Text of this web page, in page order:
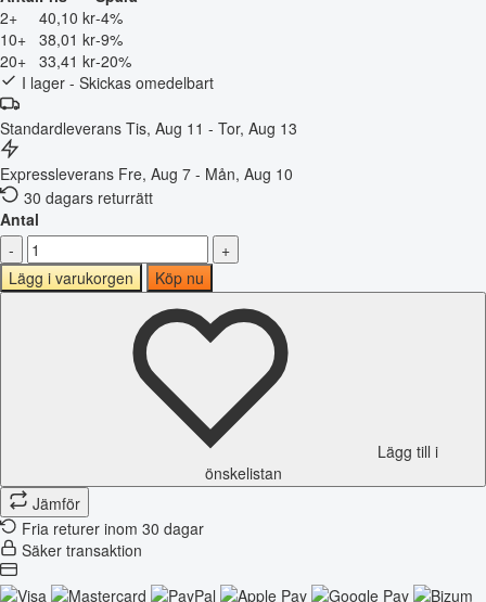
2+
40,10 kr-4%
10+ 38,01 kr-9%
20+ 33,41 kr-20%
I lager - Skickas omedelbart
Standardleverans Tis, Aug 11 - Tor, Aug 13
Expressleverans Fre, Aug 7 - Mån, Aug 10
30 dagars returrätt
Antal
-
+
Lägg i varukorgen
Köp nu
Lägg till i
önskelistan
Jämför
Fria returer inom 30 dagar
Säker transaktion